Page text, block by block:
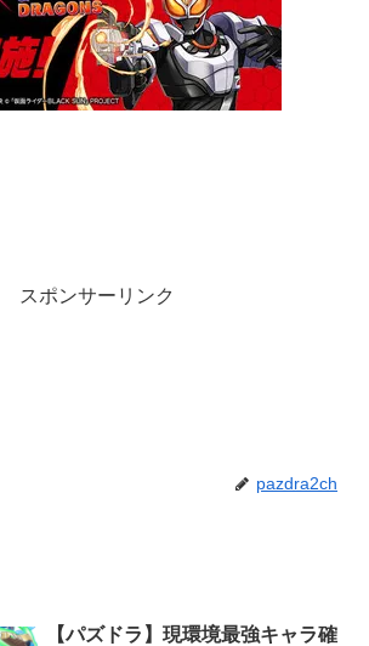
スポンサーリンク
pazdra2ch
【パズドラ】現環境最強キャラ確